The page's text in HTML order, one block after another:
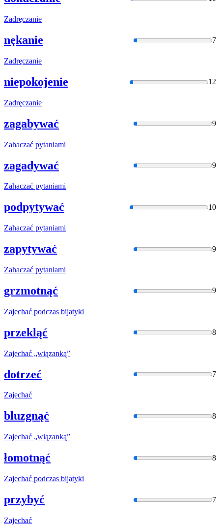
Zadręczanie
nękanie 7
Zadręczanie
niepokojenie 12
Zadręczanie
zagabywać 9
Zahaczać pytaniami
zagadywać 9
Zahaczać pytaniami
podpytywać 10
Zahaczać pytaniami
zapytywać 9
Zahaczać pytaniami
grzmotnąć 9
Zajechać podczas bijatyki
przekląć 8
Zajechać „wiązanką”
dotrzeć 7
Zajechać
bluzgnąć 8
Zajechać „wiązanką”
łomotnąć 8
Zajechać podczas bijatyki
przybyć 7
Zajechać